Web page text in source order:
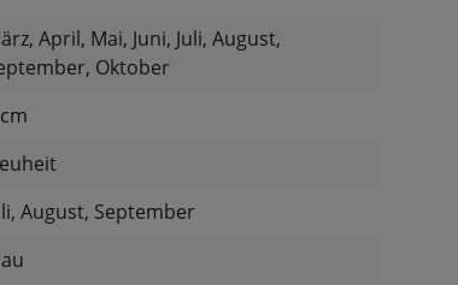
April, Mai, Juni, Juli, August,
Oktober
August, September